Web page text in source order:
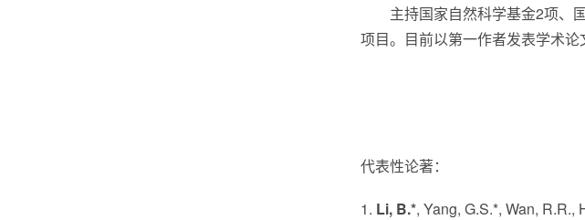
主持国家自然科学基金2项、国
项目。目前以第一作者发表学术论
代表性论著：
1. Li, B.*, Yang, G.S.*, Wan, R.R.,